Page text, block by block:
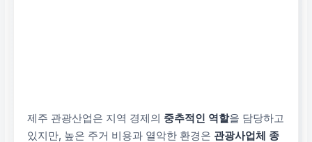
제주 관광산업은 지역 경제의 중추적인 역할을 담당하고
있지만, 높은 주거 비용과 열악한 환경은 관광사업체 종